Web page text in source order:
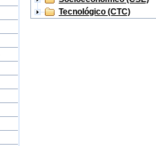
Tecnológico (CTC)